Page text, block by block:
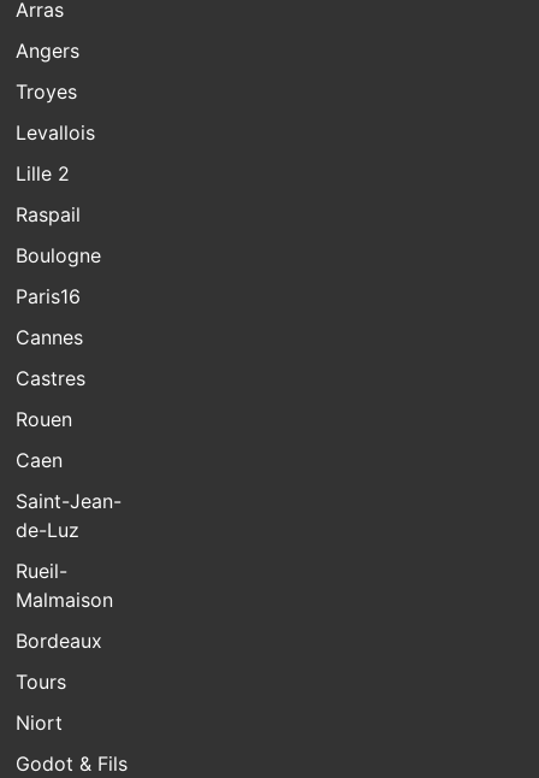
Arras
Angers
Troyes
Levallois
Lille 2
Raspail
Boulogne
Paris16
Cannes
Castres
Rouen
Caen
Saint-Jean-
de-Luz
Rueil-
Malmaison
Bordeaux
Tours
Niort
Godot & Fils